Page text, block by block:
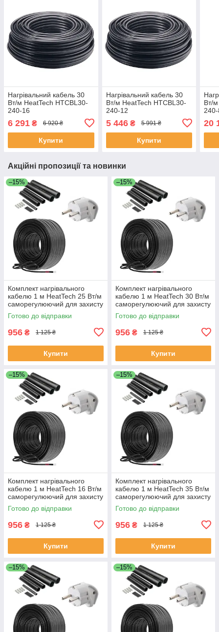
Нагрівальний кабель 30
Вт/м HeatTech HTCBL30-
240-16
6 291 ₴ 6 920 ₴
Купити
Нагрівальний кабель 30
Вт/м HeatTech HTCBL30-
240-12
5 446₴ 5 991 ₴
Купити
Вт/
20
Акційні пропозиції та новинки
–15%
Комплект нагрівального
кабелю 1 м HeatTech 25 Вт/м
саморегулюючий для захисту
водостоку покрівлі труб
Готово до відправки
956 ₴ 1 125 ₴
Купити
–15%
Комплект нагрівального
кабелю 1 м HeatTech 30 Вт/м
саморегулюючий для захисту
покрівлі труб водостоку
Готово до відправки
956 ₴ 1 125 ₴
Купити
–15%
Комплект нагрівального
кабелю 1 м HeatTech 16 Вт/м
саморегулюючий для захисту
водопроводу дахів труб
водостоку
Готово до відправки
956 ₴ 1 125 ₴
Купити
–15%
Комплект нагрівального
кабелю 1 м HeatTech 35 Вт/м
саморегулюючий для захисту
труб водостоку даху
Готово до відправки
956 ₴ 1 125 ₴
Купити
–15% –15%